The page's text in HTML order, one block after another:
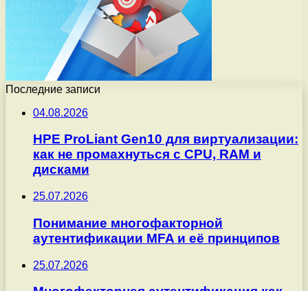
Последние записи
04.08.2026
HPE ProLiant Gen10 для виртуализации:
как не промахнуться с CPU, RAM и
дисками
25.07.2026
Понимание многофакторной
аутентификации MFA и её принципов
25.07.2026